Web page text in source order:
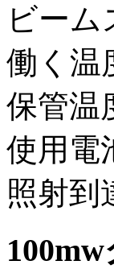
ビー
働く温
保管温
使用電
照射到